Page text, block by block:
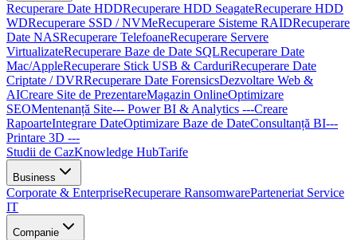
Recuperare Date HDDRecuperare HDD SeagateRecuperare HDD
WDRecuperare SSD / NVMeRecuperare Sisteme RAIDRecuperare
Date NASRecuperare TelefoaneRecuperare Servere
VirtualizateRecuperare Baze de Date SQLRecuperare Date
Mac/AppleRecuperare Stick USB & CarduriRecuperare Date
Criptate / DVRRecuperare Date ForensicsDezvoltare Web &
AICreare Site de PrezentareMagazin OnlineOptimizare
SEOMentenanță Site--- Power BI & Analytics ---Creare
RapoarteIntegrare DateOptimizare Baze de DateConsultanță BI---
Printare 3D ---
Studii de CazKnowledge HubTarife
Business
Corporate & EnterpriseRecuperare RansomwareParteneriat Service
IT
Companie